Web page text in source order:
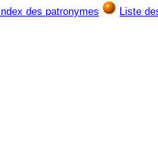
Index des patronymes Liste